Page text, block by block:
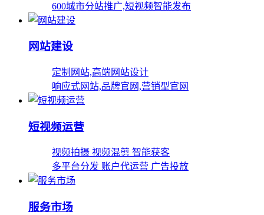
600城市分站推广,短视频智能发布
网站建设
定制网站,高端网站设计
响应式网站,品牌官网,营销型官网
短视频运营
视频拍摄 视频混剪 智能获客
多平台分发 账户代运营 广告投放
服务市场